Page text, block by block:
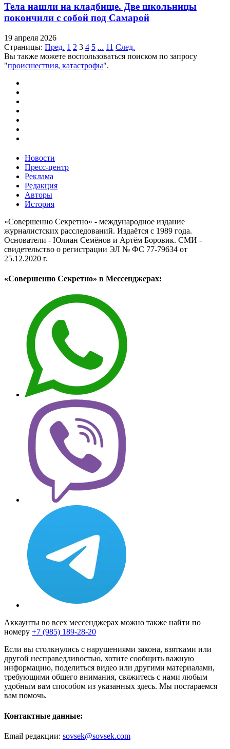
Тела нашли на кладбище. Две школьницы
покончили с собой под Самарой
19 апреля 2026
Страницы: Пред. 1 2 3 4 5 ... 11 След.
Вы также можете воспользоваться поиском по запросу
"происшествия, катастрофы".
Новости
Пресс-центр
Реклама
Редакция
Авторы
История
«Совершенно Секретно» - международное издание
журналистских расследований. Издаётся с 1989 года.
Основатели - Юлиан Семёнов и Артём Боровик. CМИ -
свидетельство о регистрации ЭЛ № ФС 77-79634 от
25.12.2020 г.
«Совершенно Секретно» в Мессенджерах:
Аккаунты во всех мессенджерах можно также найти по
номеру +7 (985) 189-28-20
Если вы столкнулись с нарушениями закона, взятками или
другой несправедливостью, хотите сообщить важную
информацию, поделиться видео или другими материалами,
требующими общего внимания, свяжитесь с нами любым
удобным вам способом из указанных здесь. Мы постараемся
вам помочь.
Контактные данные:
Email редакции: sovsek@sovsek.com